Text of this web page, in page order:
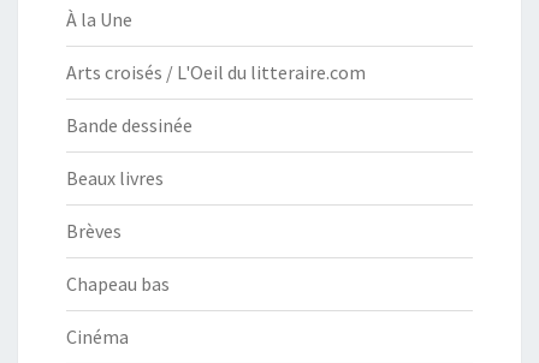
À la Une
Arts croisés / L'Oeil du litteraire.com
Bande dessinée
Beaux livres
Brèves
Chapeau bas
Cinéma